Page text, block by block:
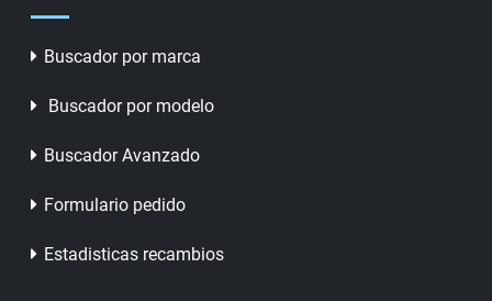
Buscador por marca
Buscador por modelo
Buscador Avanzado
Formulario pedido
Estadisticas recambios